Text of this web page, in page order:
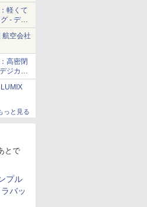
軽くて
- デジ
航空会社
高密閉
ジカメ
っと見る
とで
プル
バッ